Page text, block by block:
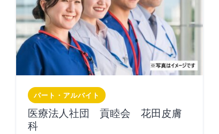
パート・アルバイト
医療法人社団 貢睦会 花田皮膚
科